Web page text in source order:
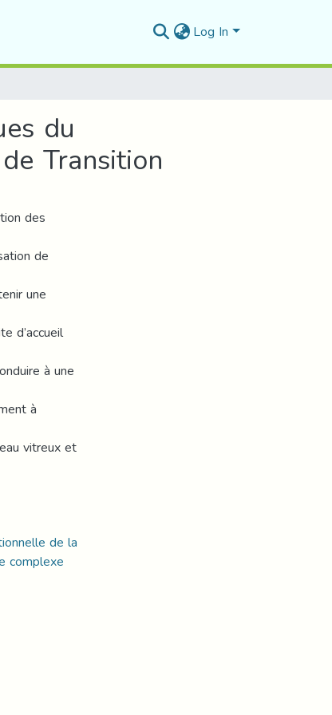
Log In
du
Transition
des
de
une
d’accueil
à une
à
vitreux et
de la
complexe